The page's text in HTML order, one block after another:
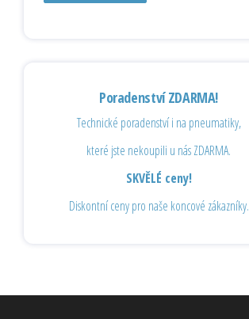
Poradenství ZDARMA!
Technické poradenství i na pneumatiky,
které jste nekoupili u nás ZDARMA.
SKVĚLÉ ceny!
Diskontní ceny pro naše koncové zákazníky.